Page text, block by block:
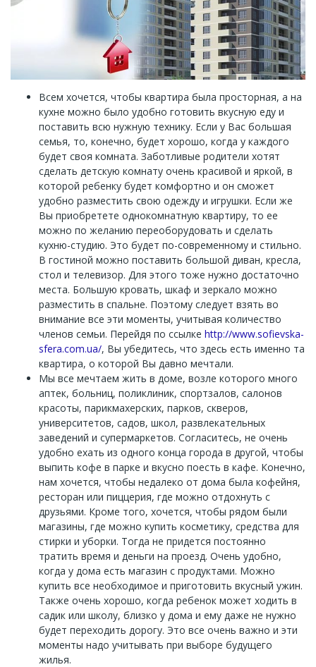
Всем хочется, чтобы квартира была просторная, а на
кухне можно было удобно готовить вкусную еду и
поставить всю нужную технику. Если у Вас большая
семья, то, конечно, будет хорошо, когда у каждого
будет своя комната. Заботливые родители хотят
сделать детскую комнату очень красивой и яркой, в
которой ребенку будет комфортно и он сможет
удобно разместить свою одежду и игрушки. Если же
Вы приобретете однокомнатную квартиру, то ее
можно по желанию переоборудовать и сделать
кухню-студию. Это будет по-современному и стильно.
В гостиной можно поставить большой диван, кресла,
стол и телевизор. Для этого тоже нужно достаточно
места. Большую кровать, шкаф и зеркало можно
разместить в спальне. Поэтому следует взять во
внимание все эти моменты, учитывая количество
членов семьи. Перейдя по ссылке http://www.sofievska-
sfera.com.ua/, Вы убедитесь, что здесь есть именно та
квартира, о которой Вы давно мечтали.
Мы все мечтаем жить в доме, возле которого много
аптек, больниц, поликлиник, спортзалов, салонов
красоты, парикмахерских, парков, скверов,
университетов, садов, школ, развлекательных
заведений и супермаркетов. Согласитесь, не очень
удобно ехать из одного конца города в другой, чтобы
выпить кофе в парке и вкусно поесть в кафе. Конечно,
нам хочется, чтобы недалеко от дома была кофейня,
ресторан или пиццерия, где можно отдохнуть с
друзьями. Кроме того, хочется, чтобы рядом были
магазины, где можно купить косметику, средства для
стирки и уборки. Тогда не придется постоянно
тратить время и деньги на проезд. Очень удобно,
когда у дома есть магазин с продуктами. Можно
купить все необходимое и приготовить вкусный ужин.
Также очень хорошо, когда ребенок может ходить в
садик или школу, близко у дома и ему даже не нужно
будет переходить дорогу. Это все очень важно и эти
моменты надо учитывать при выборе будущего
жилья.